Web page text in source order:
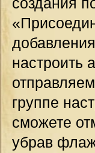
настроить
группе
сможете
убрав